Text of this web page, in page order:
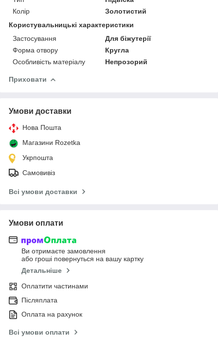
Колір
Золотистий
Користувальницькі характеристики
Застосування
Для біжутерії
Форма отвору
Кругла
Особливість матеріалу
Непрозорий
Приховати
Умови доставки
Нова Пошта
Магазини Rozetka
Укрпошта
Самовивіз
Всі умови доставки
Умови оплати
Ви отримаєте замовлення
або гроші повернуться на вашу картку
Детальніше
Оплатити частинами
Післяплата
Оплата на рахунок
Всі умови оплати